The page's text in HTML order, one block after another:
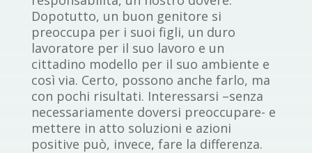
Dopotutto, un buon genitore si
preoccupa per i suoi figli, un duro
lavoratore per il suo lavoro e un
cittadino modello per il suo ambiente e
così via. Certo, possono anche farlo, ma
con pochi risultati. Interessarsi –senza
necessariamente doversi preoccupare- e
mettere in atto soluzioni e azioni
positive può, invece, fare la differenza.